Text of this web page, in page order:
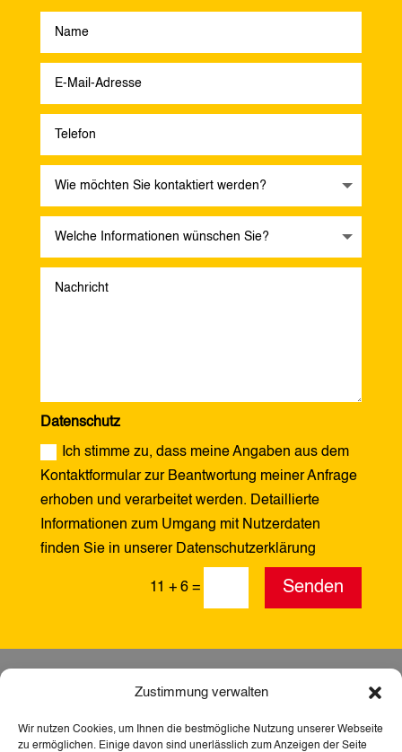
Zustimmung verwalten
Wir nutzen Cookies, um Ihnen die bestmögliche Nutzung unserer Webseite
zu ermöglichen. Einige davon sind unerlässlich zum Anzeigen der Seite
Datenschutz
Ich stimme zu, dass meine Angaben aus dem
Kontaktformular zur Beantwortung meiner Anfrage
erhoben und verarbeitet werden. Detaillierte
Informationen zum Umgang mit Nutzerdaten
finden Sie in unserer Datenschutzerklärung
11 + 6 = Senden